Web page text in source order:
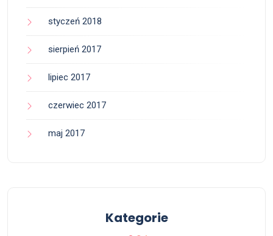
styczeń 2018
sierpień 2017
lipiec 2017
czerwiec 2017
maj 2017
Kategorie